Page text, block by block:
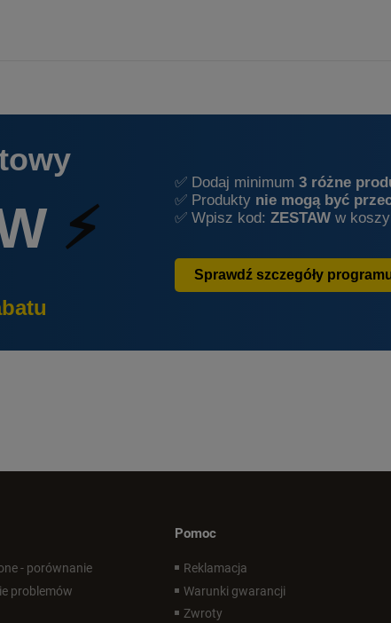
⚡
✅ Dodaj minimum 3 różne
✅ Produkty nie mogą być
✅ Wpisz kod: ZESTAW w
Sprawdź szczegóły
- porównanie
problemów
Pomoc
Reklamacja
Warunki gwarancji
Zwroty